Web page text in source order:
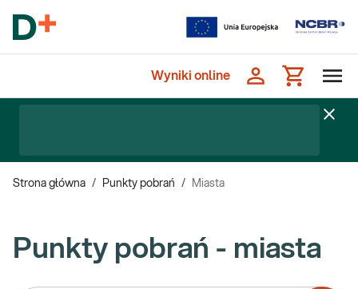
Wyniki online
Strona główna / Punkty pobrań / Miasta
Punkty pobrań - miasta